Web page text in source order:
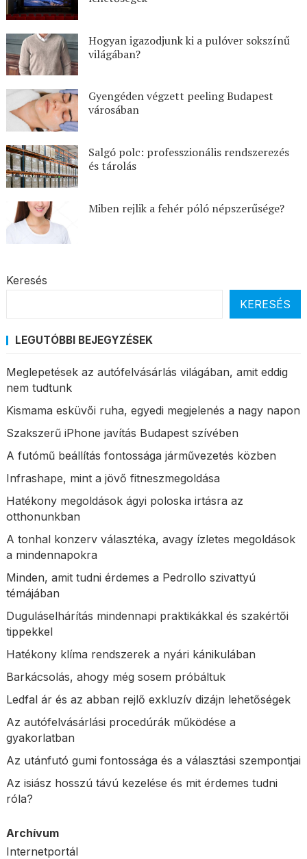
Hogyan igazodjunk ki a pulóver sokszínű
világában?
Gyengéden végzett peeling Budapest
városában
Salgó polc: professzionális rendszerezés
és tárolás
Miben rejlik a fehér póló népszerűsége?
Keresés
KERESÉS
LEGUTÓBBI BEJEGYZÉSEK
Meglepetések az autófelvásárlás világában, amit eddig
nem tudtunk
Kismama esküvői ruha, egyedi megjelenés a nagy napon
Szakszerű iPhone javítás Budapest szívében
A futómű beállítás fontossága járművezetés közben
Infrashape, mint a jövő fitneszmegoldása
Hatékony megoldások ágyi poloska irtásra az
otthonunkban
A tonhal konzerv választéka, avagy ízletes megoldások
a mindennapokra
Minden, amit tudni érdemes a Pedrollo szivattyú
témájában
Duguláselhárítás mindennapi praktikákkal és szakértői
tippekkel
Hatékony klíma rendszerek a nyári kánikulában
Barkácsolás, ahogy még sosem próbáltuk
Ledfal ár és az abban rejlő exkluzív dizájn lehetőségek
Az autófelvásárlási procedúrák működése a
gyakorlatban
Az utánfutó gumi fontossága és a választási szempontjai
Az isiász hosszú távú kezelése és mit érdemes tudni
róla?
Archívum
Internetportál